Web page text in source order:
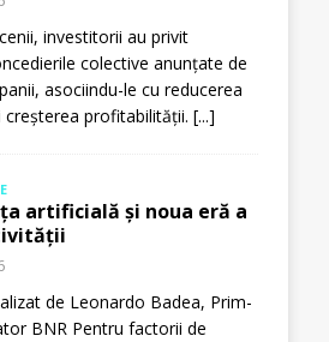
investitorii au privit
colective anunțate de
asociindu-le cu reducerea
profitabilității. [...]
artificială și noua eră a
de Leonardo Badea, Prim-
BNR Pentru factorii de